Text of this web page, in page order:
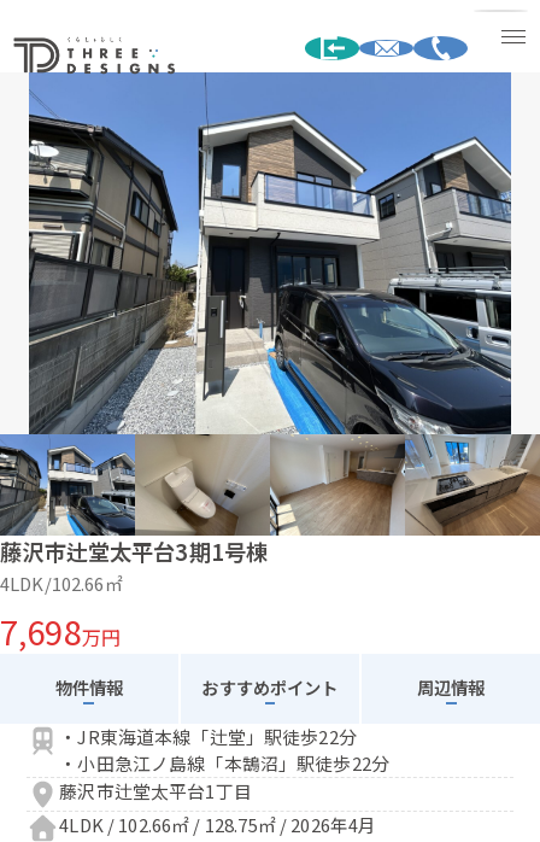
藤沢市辻堂太平台3期1号棟
4LDK/102.66㎡
7,698万円
物件情報 おすすめポイント
周辺情報
・JR東海道本線「辻堂」駅徒歩22分
・小田急江ノ島線「本鵠沼」駅徒歩22分
藤沢市辻堂太平台1丁目
4LDK / 102.66㎡ / 128.75㎡ / 2026年4月